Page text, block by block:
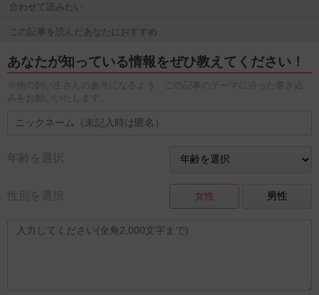
合わせて読みたい
この記事を読んだあなたにおすすめ
あなたが知っている情報をぜひ教えてください！
※他の飼い主さんの参考になるよう、この記事のテーマに沿った書き込
みをお願いいたします。
年齢を選択
性別を選択 女性 男性